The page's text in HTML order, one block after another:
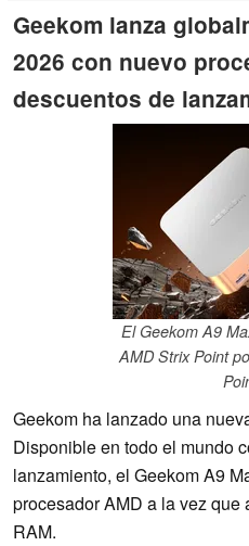
Geekom lanza
2026 con nuevo
descuentos de
El Geekom A9
AMD Strix Point
Geekom ha lanzado una
Disponible en todo el mundo
lanzamiento, el Geekom A9
procesador AMD a la vez que
RAM.